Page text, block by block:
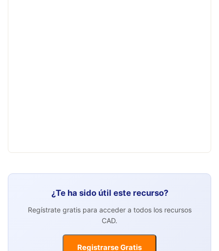
¿Te ha sido útil este recurso?
Regístrate gratis para acceder a todos los recursos
CAD.
Registrarse Gratis